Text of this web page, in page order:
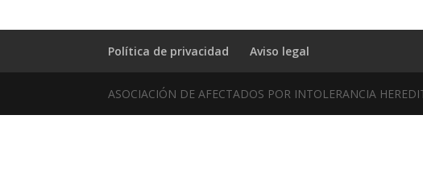
Política de privacidad Aviso legal
ASOCIACIÓN DE AFECTADOS POR INTOLERANCIA